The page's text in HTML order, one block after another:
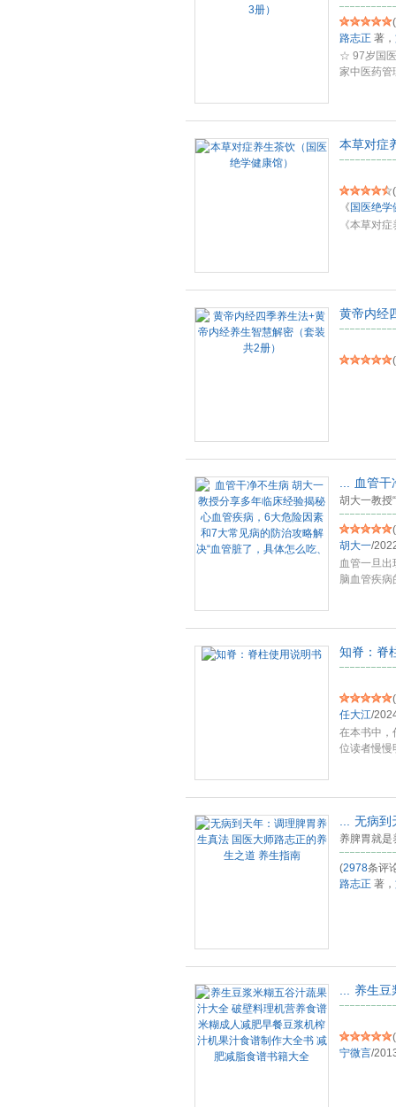
(
路志正 著，
☆ 97岁国
家中医药管
本草对症
(
《 国医绝学
《本草对
黄帝内经
(
血管
胡大一教授
(
胡大一/
血管一旦
脑血管疾
知脊：脊
(
任大江/
在本书中，
位读者慢慢
无病到
养脾胃就是
(2978条评
路志正 著，
养生豆
(
宁微言/